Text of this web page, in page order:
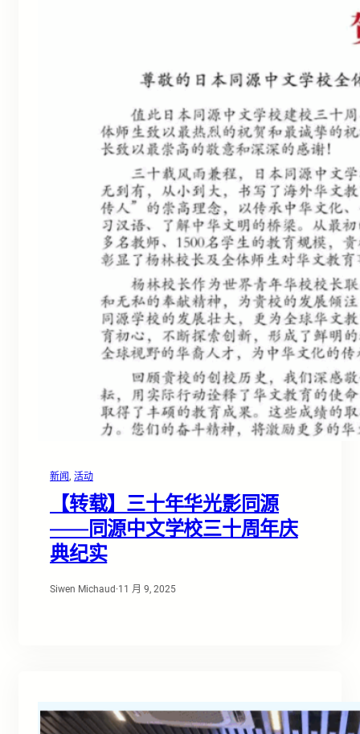
新闻, 活动
【转载】三十年华光影同源
——同源中文学校三十周年庆
典纪实
Siwen Michaud ·11 月 9, 2025